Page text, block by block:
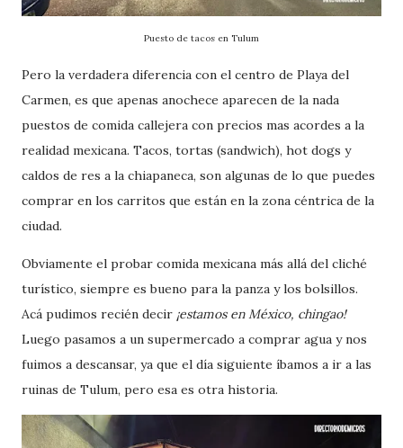
Puesto de tacos en Tulum
Pero la verdadera diferencia con el centro de Playa del
Carmen, es que apenas anochece aparecen de la nada
puestos de comida callejera con precios mas acordes a la
realidad mexicana. Tacos, tortas (sandwich), hot dogs y
caldos de res a la chiapaneca, son algunas de lo que puedes
comprar en los carritos que están en la zona céntrica de la
ciudad.
Obviamente el probar comida mexicana más allá del cliché
turístico, siempre es bueno para la panza y los bolsillos.
Acá pudimos recién decir ¡estamos en México, chingao!
Luego pasamos a un supermercado a comprar agua y nos
fuimos a descansar, ya que el día siguiente íbamos a ir a las
ruinas de Tulum, pero esa es otra historia.